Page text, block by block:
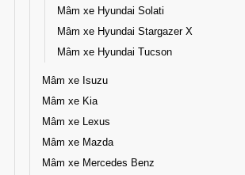
Mâm xe Hyundai Solati
Mâm xe Hyundai Stargazer X
Mâm xe Hyundai Tucson
Mâm xe Isuzu
Mâm xe Kia
Mâm xe Lexus
Mâm xe Mazda
Mâm xe Mercedes Benz